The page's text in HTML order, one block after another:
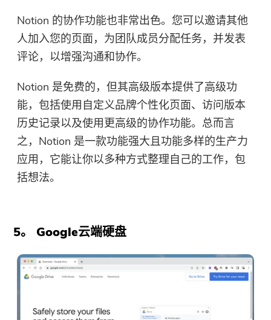
Notion 的协作功能也非常出色。您可以邀请其他
人加入您的页面，为团队成员分配任务，并发表
评论，以增强沟通和协作。
Notion 是免费的，但其高级版本提供了高级功
能，包括使用自定义品牌个性化页面、访问版本
历史记录以及使用更高级的协作功能。总而言
之，Notion 是一款功能强大且功能多样的生产力
应用，它能让你以多种方式整理自己的工作，包
括想法。
5。 Google云端硬盘